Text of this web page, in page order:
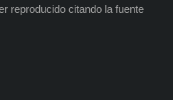
reproducido citando la fuente